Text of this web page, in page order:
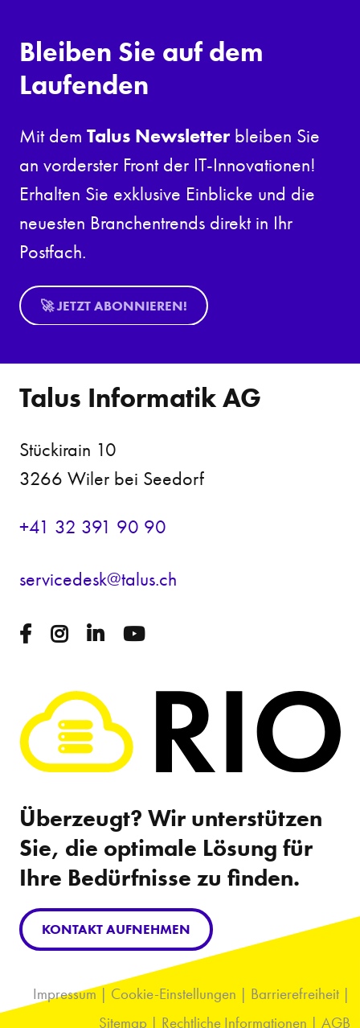
Bleiben Sie auf dem
Laufenden
Mit dem Talus Newsletter bleiben Sie
an vorderster Front der IT-Innovationen!
Erhalten Sie exklusive Einblicke und die
neuesten Branchentrends direkt in Ihr
Postfach.
🚀 JETZT ABONNIEREN!
Talus Informatik AG
Stückirain 10
3266 Wiler bei Seedorf
+41 32 391 90 90
s rv c d sk t l s ch
Überzeugt? Wir unterstützen
Sie, die optimale Lösung für
Ihre Bedürfnisse zu finden.
KONTAKT AUFNEHMEN
Impressum | Cookie-Einstellungen | Barrierefreiheit |
Sitemap | Rechtliche Informationen | AGB